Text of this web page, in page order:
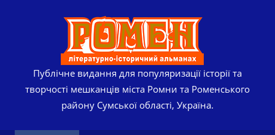
Публічне видання для популяризації історії та
творчості мешканців міста Ромни та Роменського
району Сумської області, Україна.